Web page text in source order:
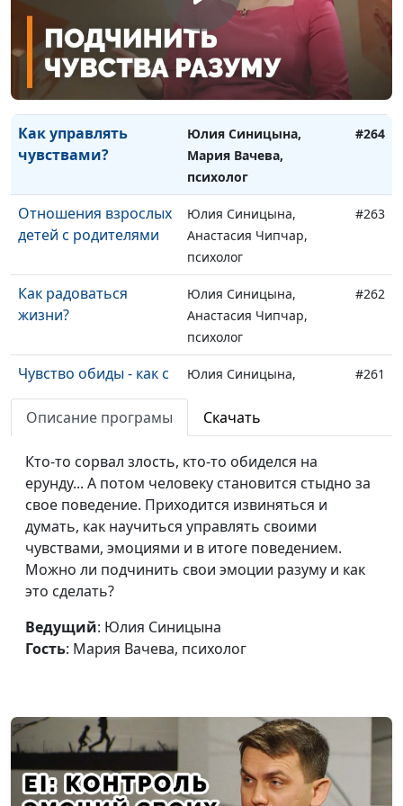
Гнев: как научиться
им управлять?
Юлия Синицына,
Мария Вачева, психолог
#266
Стать собой
настоящим
Юлия Синицына,
Мария Вачева, психолог
Как управлять
чувствами?
Юлия Синицына,
Мария Вачева,
психолог
#264
Отношения взрослых
детей с родителями
Юлия Синицына,
Анастасия Чипчар,
психолог
#263
Как радоваться
жизни?
Юлия Синицына,
Анастасия Чипчар,
психолог
#262
Чувство обиды - как с
ним бороться?
Юлия Синицына,
психолог
#261
Как бороться со
страхом и тревогой?
Юлия Синицына,
Анастасия Чипчар,
психолог
Хорошее плохое
чувство стыда
Юлия Синицына,
Анастасия Чипчар,
психолог
эмоционального
интеллекта
Анастасия Чипчар,
психолог
интеллект - что это
такое?
Анастасия Чипчар,
психолог
Что значит быть
взрослым?
Юлия Синицына,
Анастасия Чипчар,
Описание програмы Скачать
Кто-то сорвал злость, кто-то обиделся на
ерунду... А потом человеку становится стыдно за
свое поведение. Приходится извиняться и
думать, как научиться управлять своими
чувствами, эмоциями и в итоге поведением.
Можно ли подчинить свои эмоции разуму и как
это сделать?
Ведущий: Юлия Синицына
Гость: Мария Вачева, психолог